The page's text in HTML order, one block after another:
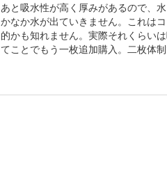
あと吸水性が高く厚みがあるので、
かなか水が出ていきません。これは
的かも知れません。実際それくらい
てことでもう一枚追加購入。二枚体